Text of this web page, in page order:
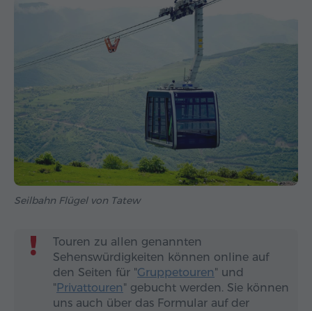
Seilbahn Flügel von Tatew
Touren zu allen genannten
Sehenswürdigkeiten können online auf
den Seiten für "Gruppetouren" und
"Privattouren" gebucht werden. Sie können
uns auch über das Formular auf der